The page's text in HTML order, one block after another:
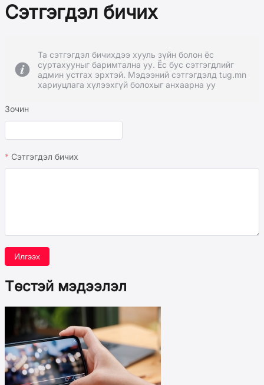
Сэтгэгдэл бичих
Та сэтгэгдэл бичихдээ хууль зүйн болон ёс
суртахууныг баримтална уу. Ёс бус сэтгэгдлийг
админ устгах эрхтэй. Мэдээний сэтгэгдэлд tug.mn
хариуцлага хүлээхгүй болохыг анхаарна уу
Зочин
Сэтгэгдэл бичих
Илгээх
Төстэй мэдээлэл